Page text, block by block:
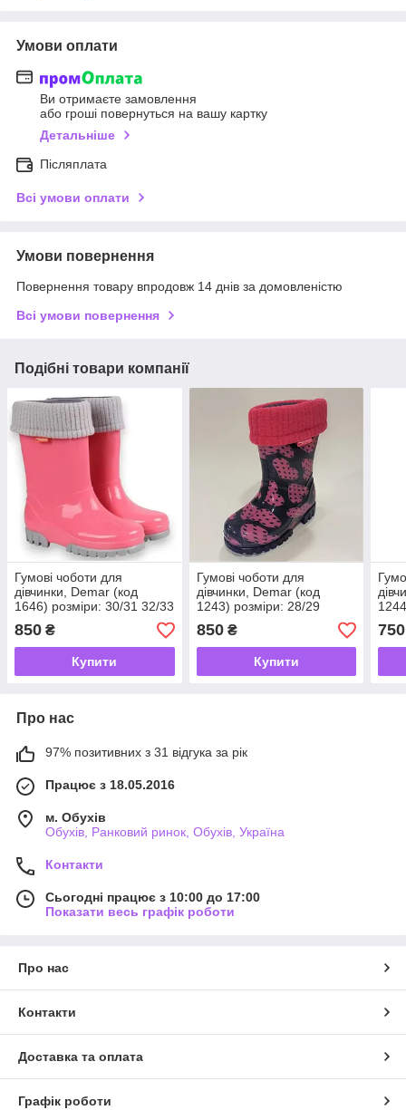
Умови оплати
Ви отримаєте замовлення
або гроші повернуться на вашу картку
Детальніше
Післяплата
Всі умови оплати
Умови повернення
Повернення товару впродовж 14 днів за домовленістю
Всі умови повернення
Подібні товари компанії
Гумові чоботи для
дівчинки, Demar (код
1646) розміри: 30/31 32/33
850 ₴
Купити
Гумові чоботи для
дівчинки, Demar (код
1243) розміри: 28/29
850₴
Купити
750
Про нас
97% позитивних з 31 відгука за рік
Працює з 18.05.2016
м. Обухів
Обухів, Ранковий ринок, Обухів, Україна
Контакти
Сьогодні працює з 10:00 до 17:00
Показати весь графік роботи
Про нас
Контакти
Доставка та оплата
Графік роботи